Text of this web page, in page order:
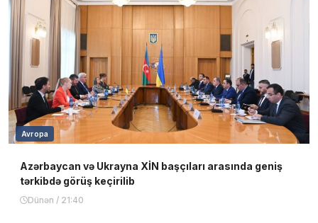
Avropa
Azərbaycan və Ukrayna XİN başçıları arasında geniş
tərkibdə görüş keçirilib
Dünən / 21:40